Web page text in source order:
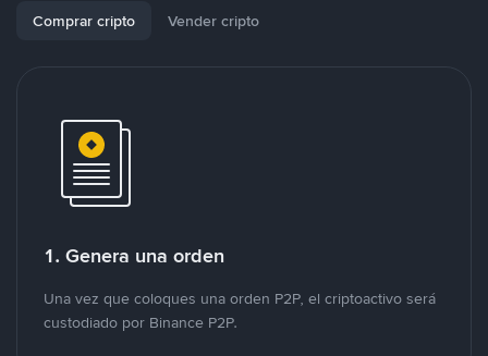
Comprar cripto Vender cripto
1. Genera una orden
Una vez que coloques una orden P2P, el criptoactivo será
custodiado por Binance P2P.